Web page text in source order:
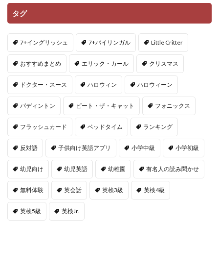
タグ
7+イングリッシュ 7+バイリンガル Little Critter
おすすめまとめ エリック・カール クリスマス
ドクター・スース ハロウィン ハロウィーン
パディントン ピート・ザ・キャット フォニックス
フラッシュカード ベッドタイム ランキング
反対語 子供向け英語アプリ 小学中級 小学初級
幼児向け 幼児英語 幼稚園 有名人の読み聞かせ
無料体験 英会話 英検3級 英検4級
英検5級 英検Jr.